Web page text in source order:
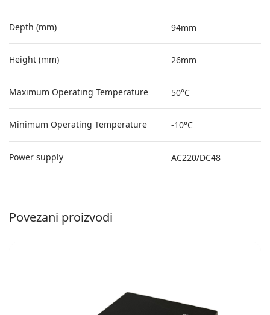
Depth (mm) 94mm
Height (mm) 26mm
Maximum Operating Temperature 50°C
Minimum Operating Temperature -10°C
Power supply AC220/DC48
Povezani proizvodi